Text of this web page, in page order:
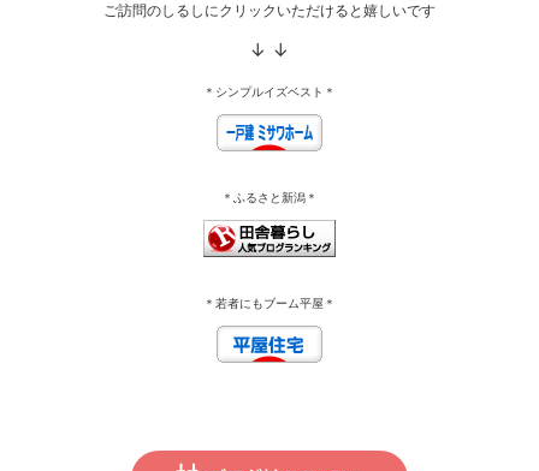
ご訪問のしるしにクリックいただけると嬉しいです
↓ ↓
＊シンプルイズベスト＊
＊ふるさと新潟＊
＊若者にもブーム平屋＊